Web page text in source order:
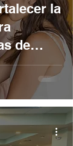
la
de